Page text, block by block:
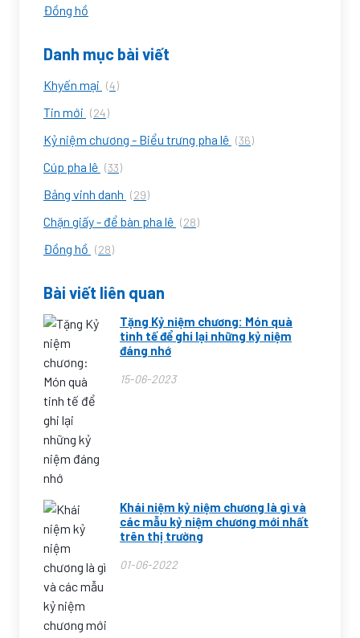
Đồng hồ
Danh mục bài viết
Khyến mại (4)
Tin mới (24)
Kỷ niệm chương - Biểu trưng pha lê (36)
Cúp pha lê (33)
Bảng vinh danh (29)
Chặn giấy - để bàn pha lê (28)
Đồng hồ (28)
Bài viết liên quan
Tặng Kỷ niệm chương: Món quà
tinh tế để ghi lại những kỷ niệm
đáng nhớ
15-06-2023
Khái niệm kỷ niệm chương là gì và
các mẫu kỷ niệm chương mới nhất
trên thị trường
01-06-2022